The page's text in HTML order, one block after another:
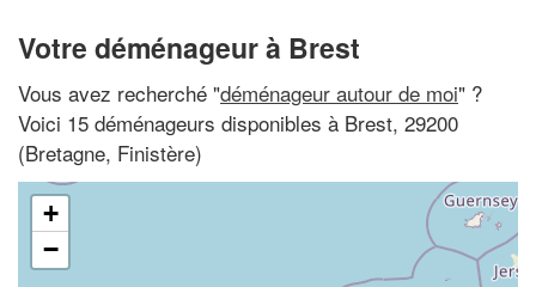
Votre déménageur à Brest
Vous avez recherché "déménageur autour de moi" ?
Voici 15 déménageurs disponibles à Brest, 29200
(Bretagne, Finistère)
+
−